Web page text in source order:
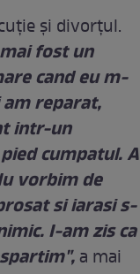
şi divorţul.
fost un
cand eu m-
reparat,
intr-un
cumpatul. A
vorbim de
si iarasi s-
I-am zis ca
a mai